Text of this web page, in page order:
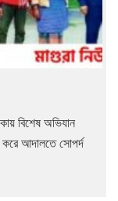
বিশেষ অভিযান
করে আদালতে সোপর্দ